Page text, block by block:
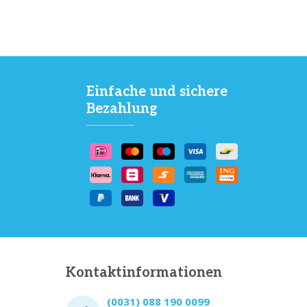
Einfache und sichere
Bezahlung
Kontaktinformationen
(0031) 088 190 0099